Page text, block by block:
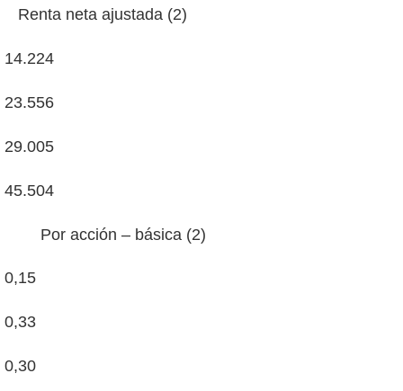
Renta neta ajustada (2)
14.224
23.556
29.005
45.504
Por acción – básica (2)
0,15
0,33
0,30